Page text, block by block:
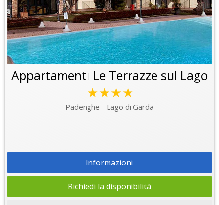
Appartamenti Le Terrazze sul Lago
★★★★
Padenghe - Lago di Garda
Informazioni
Richiedi la disponibilità